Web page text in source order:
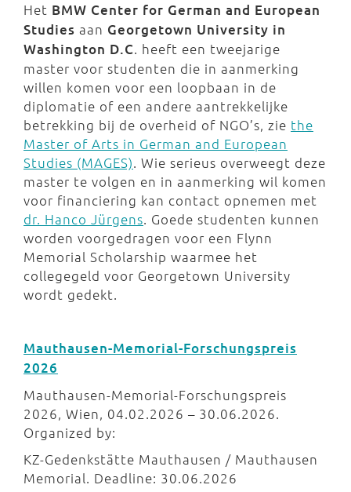
Het BMW Center for German and European
Studies aan Georgetown University in
Washington D.C. heeft een tweejarige
master voor studenten die in aanmerking
willen komen voor een loopbaan in de
diplomatie of een andere aantrekkelijke
betrekking bij de overheid of NGO’s, zie the
Master of Arts in German and European
Studies (MAGES). Wie serieus overweegt deze
master te volgen en in aanmerking wil komen
voor financiering kan contact opnemen met
dr. Hanco Jürgens. Goede studenten kunnen
worden voorgedragen voor een Flynn
Memorial Scholarship waarmee het
collegegeld voor Georgetown University
wordt gedekt.
Mauthausen-Memorial-Forschungspreis
2026
Mauthausen-Memorial-Forschungspreis
2026, Wien, 04.02.2026 – 30.06.2026.
Organized by:
KZ-Gedenkstätte Mauthausen / Mauthausen
Memorial. Deadline: 30.06.2026